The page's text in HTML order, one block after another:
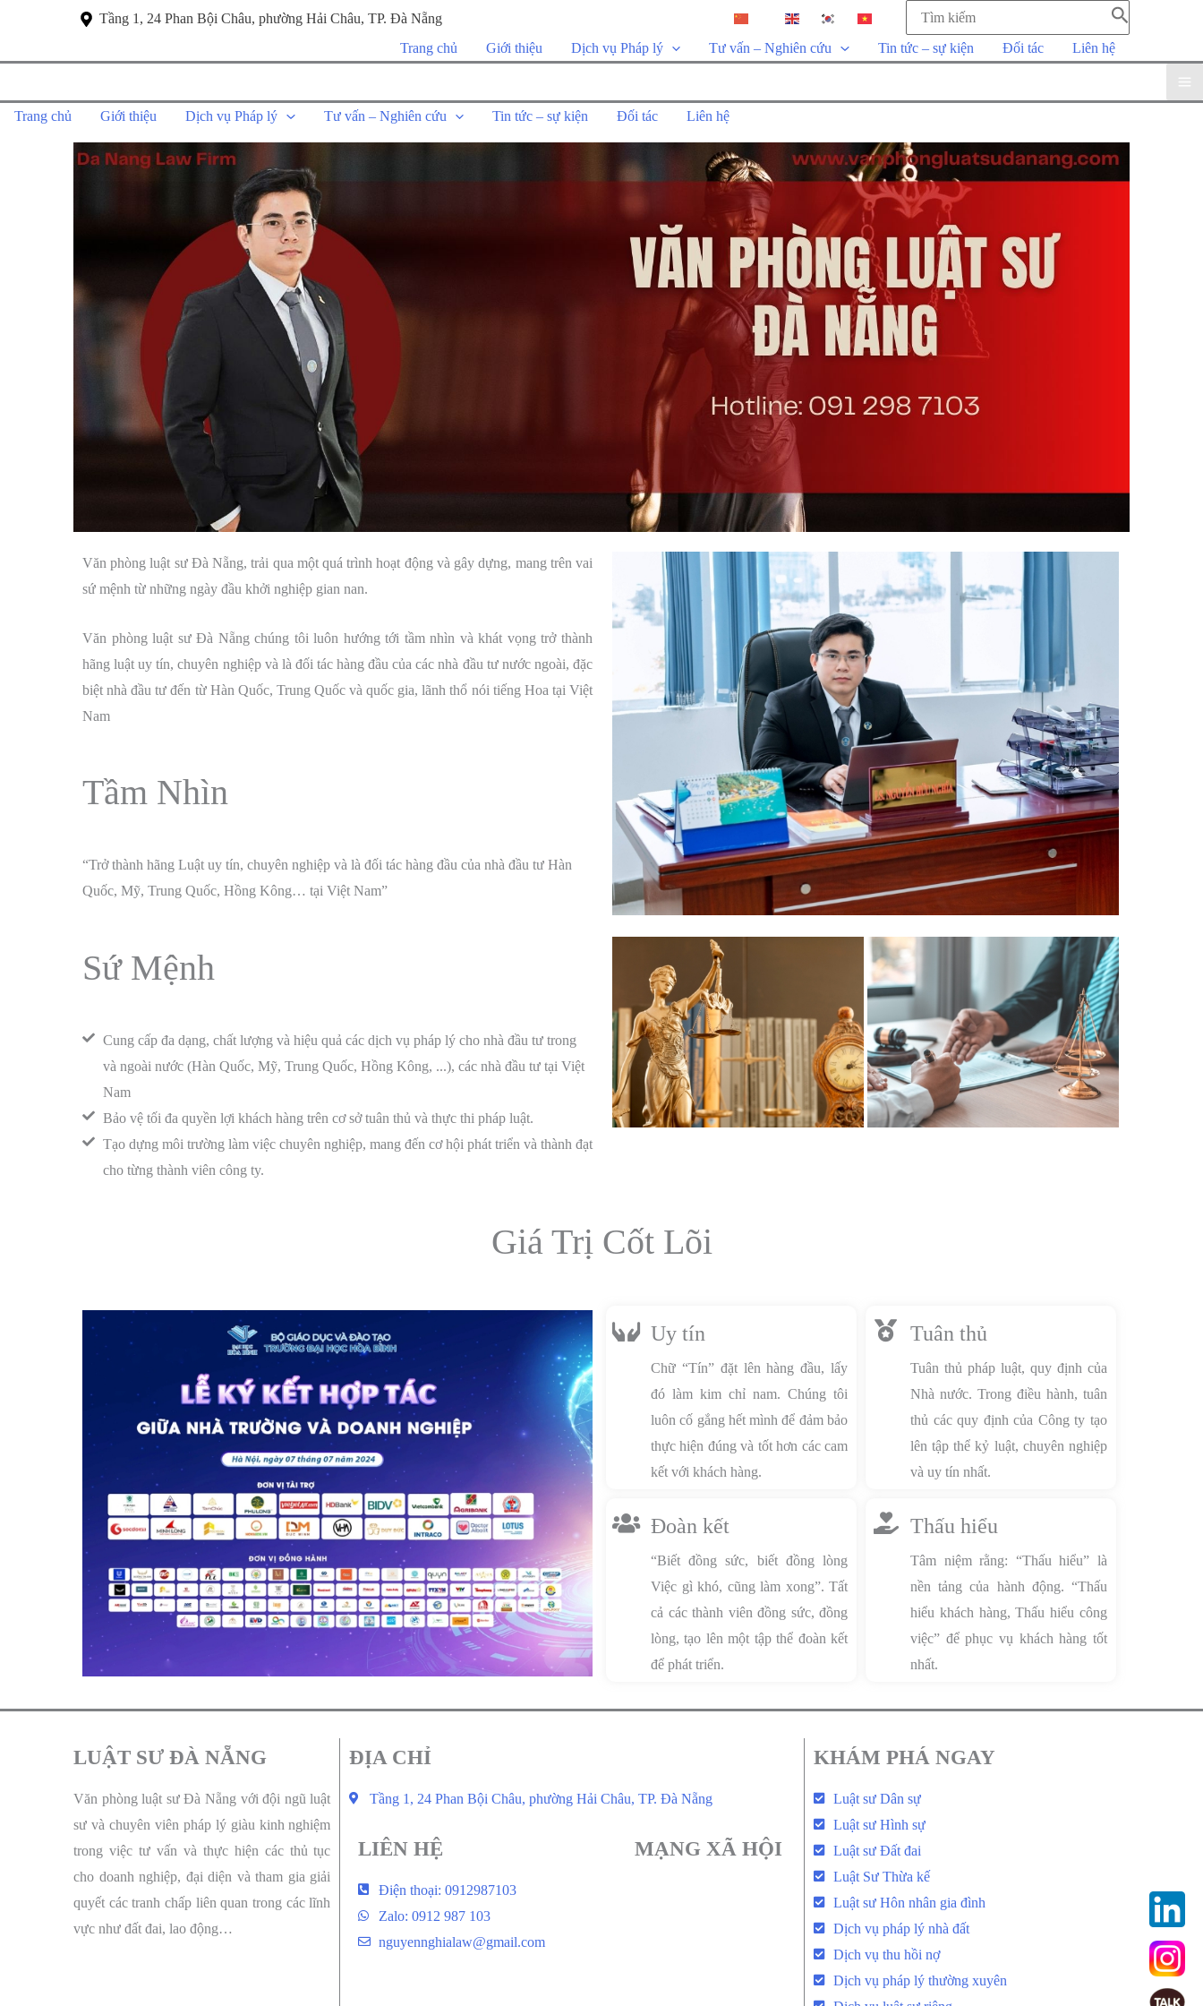
Tầng 1, 24 Phan Bội Châu, phường Hải Châu, TP. Đà Nẵng
Trang chủ Giới thiệu Dịch vụ Pháp lý Tư vấn – Nghiên cứu Tin tức – sự kiện Đối tác Liên hệ
Trang chủ Giới thiệu Dịch vụ Pháp lý Tư vấn – Nghiên cứu Tin tức – sự kiện Đối tác Liên hệ
Văn phòng luật sư Đà Nẵng, trải qua một quá trình hoạt động và gây dựng, mang trên vai
sứ mệnh từ những ngày đầu khởi nghiệp gian nan.
Văn phòng luật sư Đà Nẵng chúng tôi luôn hướng tới tầm nhìn và khát vọng trở thành
hãng luật uy tín, chuyên nghiệp và là đối tác hàng đầu của các nhà đầu tư nước ngoài, đặc
biệt nhà đầu tư đến từ Hàn Quốc, Trung Quốc và quốc gia, lãnh thổ nói tiếng Hoa tại Việt
Nam
Tầm Nhìn
“Trở thành hãng Luật uy tín, chuyên nghiệp và là đối tác hàng đầu của nhà đầu tư Hàn
Quốc, Mỹ, Trung Quốc, Hồng Kông… tại Việt Nam”
Sứ Mệnh
Cung cấp đa dạng, chất lượng và hiệu quả các dịch vụ pháp lý cho nhà đầu tư trong
và ngoài nước (Hàn Quốc, Mỹ, Trung Quốc, Hồng Kông, ...), các nhà đầu tư tại Việt
Nam
Bảo vệ tối đa quyền lợi khách hàng trên cơ sở tuân thủ và thực thi pháp luật.
Tạo dựng môi trường làm việc chuyên nghiệp, mang đến cơ hội phát triển và thành đạt
cho từng thành viên công ty.
Giá Trị Cốt Lõi
Uy tín
Chữ “Tín” đặt lên hàng đầu, lấy
đó làm kim chỉ nam. Chúng tôi
luôn cố gắng hết mình để đảm bảo
thực hiện đúng và tốt hơn các cam
kết với khách hàng.
Tuân thủ
Tuân thủ pháp luật, quy định của
Nhà nước. Trong điều hành, tuân
thủ các quy định của Công ty tạo
lên tập thể kỷ luật, chuyên nghiệp
và uy tín nhất.
Đoàn kết
“Biết đồng sức, biết đồng lòng
Việc gì khó, cũng làm xong”. Tất
cả các thành viên đồng sức, đồng
lòng, tạo lên một tập thể đoàn kết
để phát triển.
Thấu hiểu
Tâm niệm rằng: “Thấu hiểu” là
nền tảng của hành động. “Thấu
hiểu khách hàng, Thấu hiểu công
việc” để phục vụ khách hàng tốt
nhất.
LUẬT SƯ ĐÀ NẴNG
Văn phòng luật sư Đà Nẵng với đội ngũ luật
sư và chuyên viên pháp lý giàu kinh nghiệm
trong việc tư vấn và thực hiện các thủ tục
cho doanh nghiệp, đại diện và tham gia giải
quyết các tranh chấp liên quan trong các lĩnh
vực như đất đai, lao động…
ĐỊA CHỈ
Tầng 1, 24 Phan Bội Châu, phường Hải Châu, TP. Đà Nẵng
LIÊN HỆ
Điện thoại: 0912987103
Zalo: 0912 987 103
nguyennghialaw@gmail.com
MẠNG XÃ HỘI
KHÁM PHÁ NGAY
Luật sư Dân sự
Luật sư Hình sự
Luật sư Đất đai
Luật Sư Thừa kế
Luật sư Hôn nhân gia đình
Dịch vụ pháp lý nhà đất
Dịch vụ thu hồi nợ
Dịch vụ pháp lý thường xuyên